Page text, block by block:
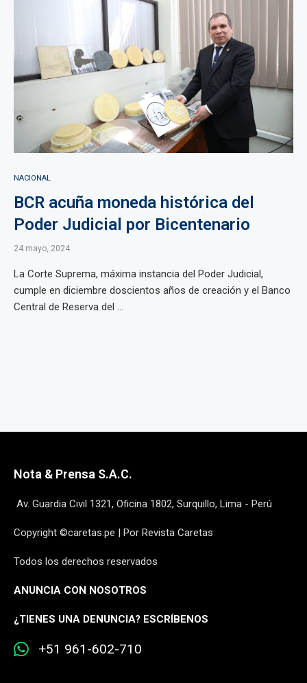
NACIONAL
BCR acuña moneda histórica del
Poder Judicial por Bicentenario
24 mayo, 2024
La Corte Suprema, máxima instancia del Poder Judicial,
cumple en diciembre doscientos años de creación y el Banco
Central de Reserva del ...
Nota & Prensa S.A.C.
Av. Guardia Civil 1321, Oficina 1802, Surquillo, Lima - Perú
Copyright ©caretas.pe | Por Revista Caretas
Todos los derechos reservados
ANUNCIA CON NOSOTROS
¿TIENES UNA DENUNCIA? ESCRÍBENOS
+51 961-602-710